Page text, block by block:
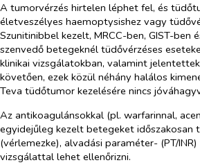
A tumorvérzés hirtelen léphet fel, és
életveszélyes haemoptysishez vagy
Szunitinibbel kezelt, MRCC-ben, GIST-ben
szenvedő betegeknél tüdővérzéses
klinikai vizsgálatokban, valamint
követően, ezek közül néhány halálos
Teva tüdőtumor kezelésére nincs
Az antikoagulánsokkal (pl. warfarinnal,
egyidejűleg kezelt betegeket időszakosan
(vérlemezke), alvadási paraméter- (PT/
vizsgálattal lehet ellenőrizni.